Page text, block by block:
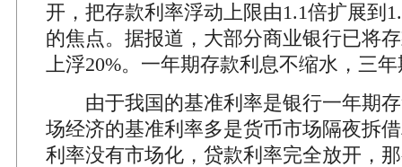
开，把存款利率浮动上限由1.1倍扩展到
的焦点。据报道，大部分商业银行已将
上浮20%。一年期存款利息不缩水，三
由于我国的基准利率是银行一年期存
场经济的基准利率多是货币市场隔夜拆
利率没有市场化，贷款利率完全放开，